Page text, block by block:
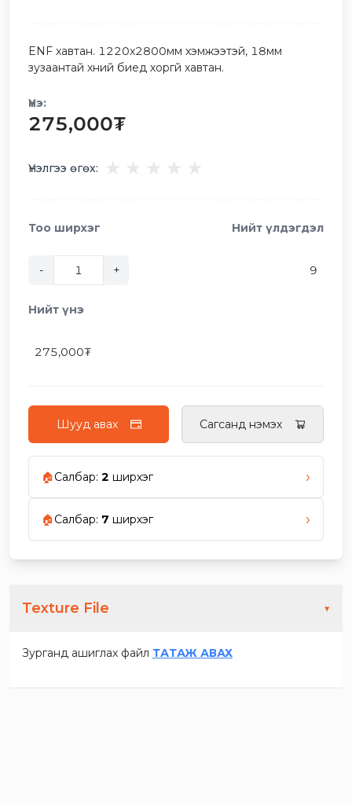
ENF хавтан. 1220x2800мм хэмжээтэй, 18мм
зузаантай хүний биед хоргүй хавтан.
Үнэ:
275,000₮
Үнэлгээ өгөх:
Тоо ширхэг
- +
Нийт үлдэгдэл
9
Нийт үнэ
275,000₮
Шууд авах Сагсанд нэмэх
🏠Салбар: 2 ширхэг ›
🏠Салбар: 7 ширхэг ›
Texture File ▼
Зурганд ашиглах файл ТАТАЖ АВАХ